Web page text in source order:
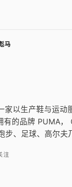
马
家以生产鞋与运动
有的品牌 PUMA，
、足球、高尔夫
注